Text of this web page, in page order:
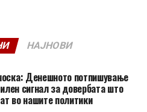
НАЈНОВИ
Денешното потпишување
сигнал за довербата што
во нашите политики